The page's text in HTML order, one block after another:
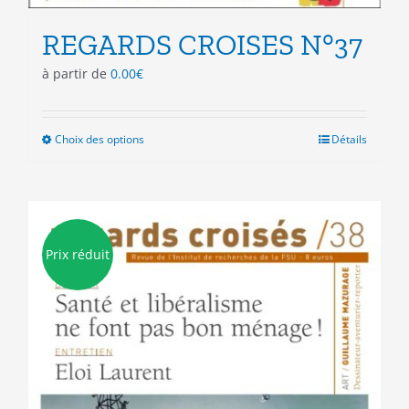
REGARDS CROISES N°37
à partir de 0.00€
Choix des optionsCe
variations.
Les
options
être
choisies
sur
page
du
Détails
Prix réduit